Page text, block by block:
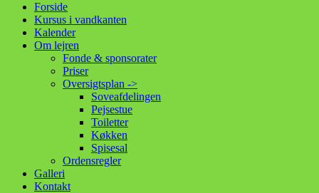
Forside
Kursus i vandkanten
Kalender
Om lejren
Fonde & sponsorater
Priser
Oversigtsplan ->
Soveafdelingen
Pejsestue
Toiletter
Køkken
Spisesal
Ordensregler
Galleri
Kontakt